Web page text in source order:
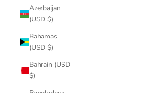
Azerbaijan
(USD $)
Bahamas
(USD $)
Bahrain (USD
$)